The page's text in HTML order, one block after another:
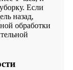
Если
назад,
обработки